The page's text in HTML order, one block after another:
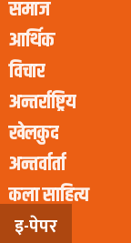
समाज
आर्थिक
विचार
अन्तर्राष्ट्रिय
खेलकुद
अन्तर्वार्ता
कला साहित्य
इ-पेपर